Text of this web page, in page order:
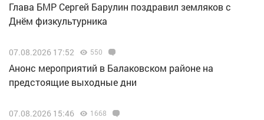
Глава БМР Сергей Барулин поздравил земляков с
Днём физкультурника
07.08.2026 17:52 550
Анонс мероприятий в Балаковском районе на
предстоящие выходные дни
07.08.2026 15:46 1668